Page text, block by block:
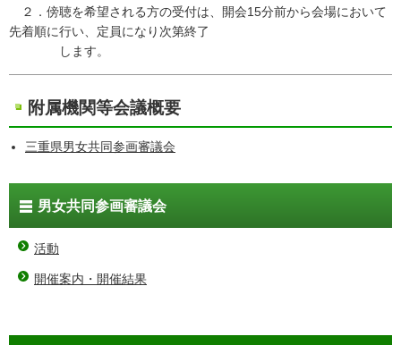
２．傍聴を希望される方の受付は、開会15分前から会場において
先着順に行い、定員になり次第終了
します。
附属機関等会議概要
三重県男女共同参画審議会
男女共同参画審議会
活動
開催案内・開催結果